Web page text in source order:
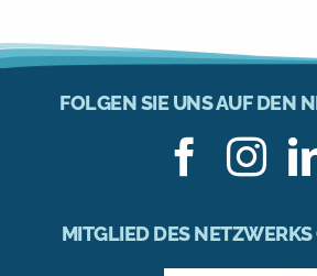
FOLGEN SIE UNS AUF DEN
MITGLIED DES NETZWERKS